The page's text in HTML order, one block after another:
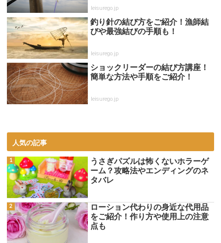
leisurego.jp
釣り針の結び方をご紹介！漁師結
びや最強結びの手順も！
leisurego.jp
ショックリーダーの結び方講座！
簡単な方法や手順をご紹介！
leisurego.jp
人気の記事
うさぎパズルは怖くないホラーゲ
ーム？攻略法やエンディングのネ
タバレ
ローション代わりの身近な代用品
をご紹介！作り方や使用上の注意
点も